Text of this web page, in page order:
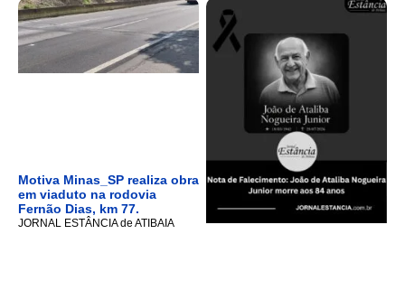
Motiva Minas_SP realiza obra
em viaduto na rodovia
Fernão Dias, km 77.
JORNAL ESTÂNCIA de ATIBAIA